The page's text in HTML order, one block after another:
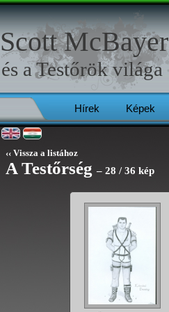
Hírek Képek
Scott McBayer
és aTestőrökvilága
‹‹ Vissza a listához
A Testőrség– 28 / 36 kép